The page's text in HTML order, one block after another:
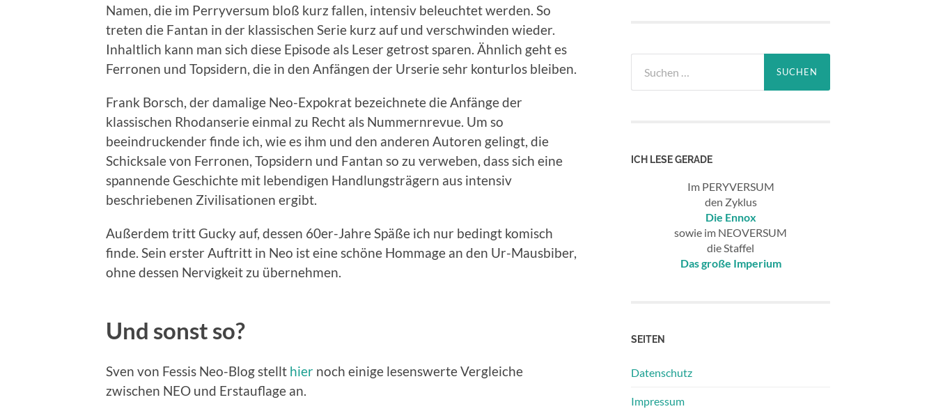
Namen, die im Perryversum bloß kurz fallen, intensiv beleuchtet werden. So
treten die Fantan in der klassischen Serie kurz auf und verschwinden wieder.
Inhaltlich kann man sich diese Episode als Leser getrost sparen. Ähnlich geht es
Ferronen und Topsidern, die in den Anfängen der Urserie sehr konturlos bleiben.
Frank Borsch, der damalige Neo-Expokrat bezeichnete die Anfänge der
klassischen Rhodanserie einmal zu Recht als Nummernrevue. Um so
beeindruckender finde ich, wie es ihm und den anderen Autoren gelingt, die
Schicksale von Ferronen, Topsidern und Fantan so zu verweben, dass sich eine
spannende Geschichte mit lebendigen Handlungsträgern aus intensiv
beschriebenen Zivilisationen ergibt.
Außerdem tritt Gucky auf, dessen 60er-Jahre Späße ich nur bedingt komisch
finde. Sein erster Auftritt in Neo ist eine schöne Hommage an den Ur-Mausbiber,
ohne dessen Nervigkeit zu übernehmen.
Und sonst so?
Sven von Fessis Neo-Blog stellt hier noch einige lesenswerte Vergleiche
zwischen NEO und Erstauflage an.
nach:
ICH LESE GERADE
Im PERYVERSUM
den Zyklus
Die Ennox
sowie im NEOVERSUM
die Staffel
Das große Imperium
SEITEN
Datenschutz
Impressum